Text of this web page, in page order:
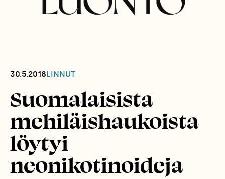
30.5.2018LINNUT
Suomalaisista
mehiläishaukoista
löytyi
neonikotinoideja